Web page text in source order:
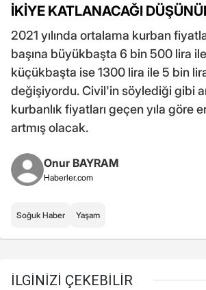
İKİYE KATLANACAĞI
2021 yılında ortalama kurban
başına büyükbaşta 6 bin 500 lira
küçükbaşta ise 1300 lira ile 5 bin
değişiyordu. Civil'in söylediği gibi
kurbanlık fiyatları geçen yıla göre
artmış olacak.
Onur BAYRAM
Haberler.com
Soğuk Haber Yaşam